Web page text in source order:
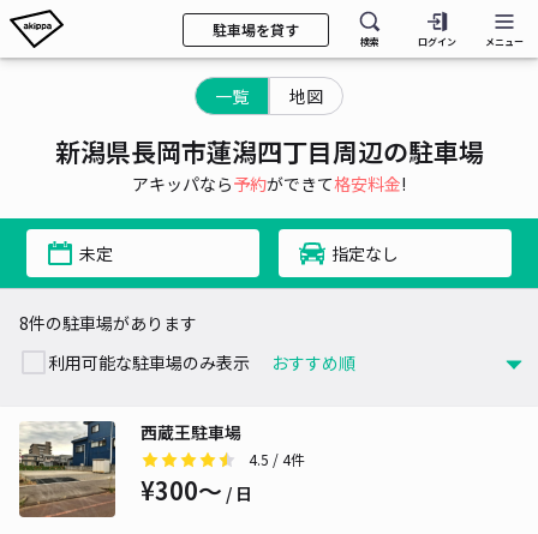
駐車場を貸す
検索 ログイン メニュー
一覧 地図
新潟県長岡市蓮潟四丁目周辺の駐車場
アキッパなら予約ができて格安料金!
未定 指定なし
8件の駐車場があります
利用可能な駐車場のみ表示
西蔵王駐車場
4.5 / 4件
¥300〜 / 日